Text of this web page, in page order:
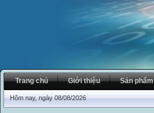
Trang chủ Giới thiệu Sản phẩm
Hôm nay, ngày 08/08/2026